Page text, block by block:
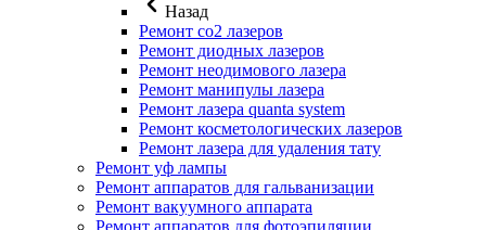
Назад
Ремонт co2 лазеров
Ремонт диодных лазеров
Ремонт неодимового лазера
Ремонт манипулы лазера
Ремонт лазера quanta system
Ремонт косметологических лазеров
Ремонт лазера для удаления тату
Ремонт уф лампы
Ремонт аппаратов для гальванизации
Ремонт вакуумного аппарата
Ремонт аппаратов для фотоэпиляции